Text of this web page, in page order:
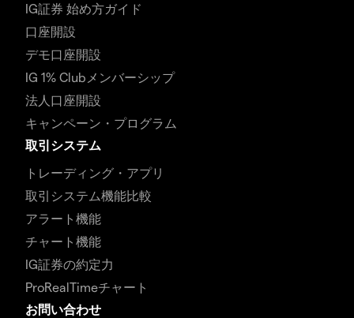
IG証券 始め方ガイド
口座開設
デモ口座開設
IG 1% Clubメンバーシップ
法人口座開設
キャンペーン・プログラム
取引システム
トレーディング・アプリ
取引システム機能比較
アラート機能
チャート機能
IG証券の約定力
ProRealTimeチャート
お問い合わせ